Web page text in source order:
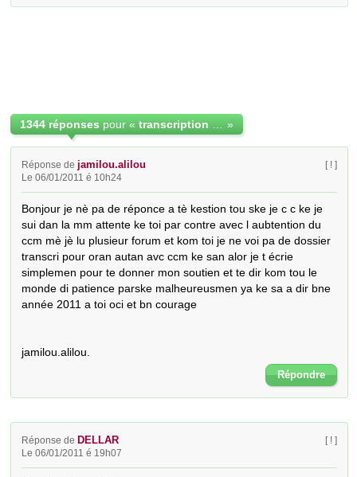
1344 réponses pour « »
Réponse de jamilou.alilou
Le 06/01/2011 é 10h24
[ ! ]
Bonjour je nè pa de réponce a tè kestion tou ske je c c ke je
sui dan la mm attente ke toi par contre avec l aubtention du
ccm mè jè lu plusieur forum et kom toi je ne voi pa de dossier
transcri pour oran autan avc ccm ke san alor je t écrie
simplemen pour te donner mon soutien et te dir kom tou le
monde di patience parske malheureusmen ya ke sa a dir bne
année 2011 a toi oci et bn courage
jamilou.alilou.
Répondre
Réponse de DELLAR
Le 06/01/2011 é 19h07
[ ! ]